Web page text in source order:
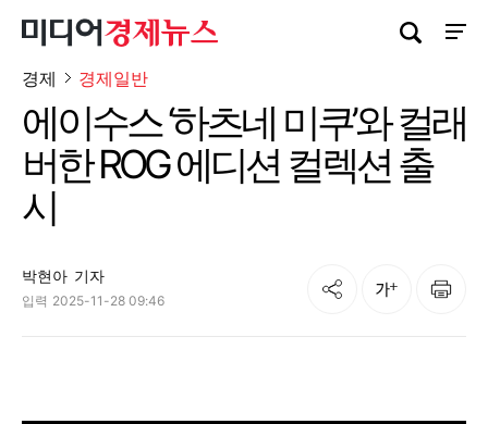
사이
검색창 열기
경제 경제일반
에이수스 ‘하츠네 미쿠’와 컬래
버한 ROG 에디션 컬렉션 출
시
박현아 기자
입력 2025-11-28 09:46
공유 글자크기 인쇄